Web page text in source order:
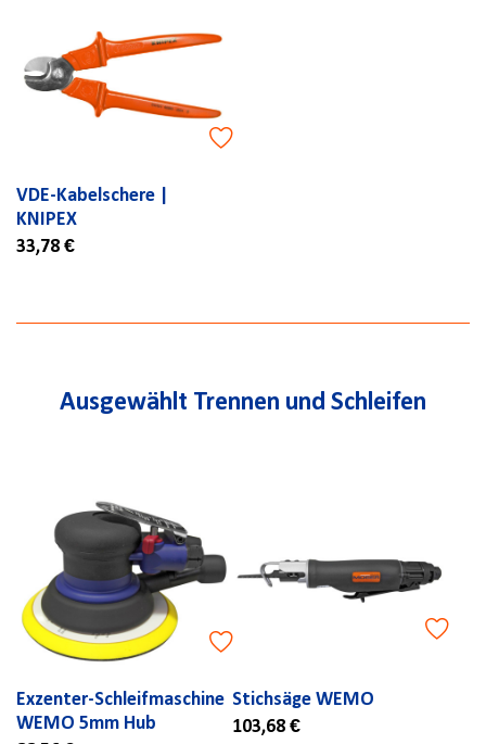
VDE-Kabelschere |
KNIPEX
33,78 €
Ausgewählt Trennen und Schleifen
Exzenter-Schleifmaschine
WEMO 5mm Hub
Stichsäge WEMO
103,68 €